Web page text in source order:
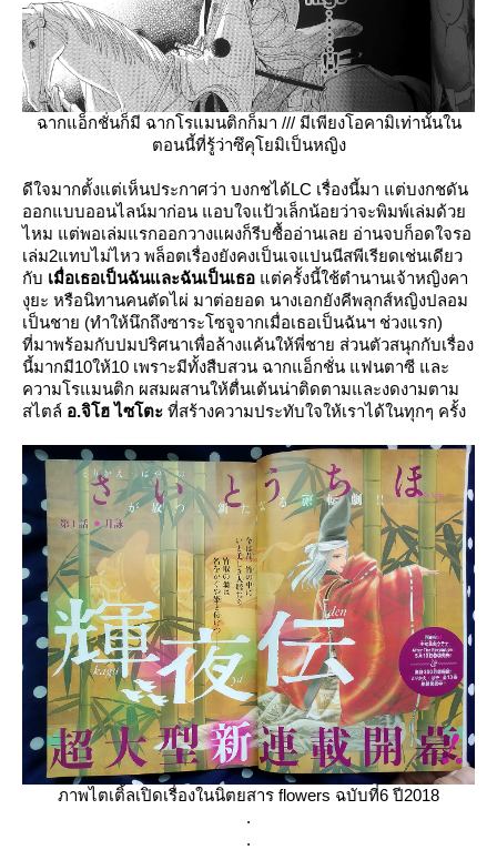
ฉากแอ็กชั่นก็มี ฉากโรแมนติกก็มา /// มีเพียงโอคามิเท่านั้นใน
ตอนนี้ที่รู้ว่าซึคุโยมิเป็นหญิง
ดีใจมากตั้งแต่เห็นประกาศว่า บงกชได้LC เรื่องนี้มา แต่บงกชดัน
ออกแบบออนไลน์มาก่อน แอบใจแป้วเล็กน้อยว่าจะพิมพ์เล่มด้ว
ไหม แต่พอเล่มแรกออกวางแผงก็รีบซื้ออ่านเลย อ่านจบก็อดใจรอ
เล่ม2แทบไม่ไหว พล็อตเรื่องยังคงเป็นเจแปนนีสพีเรียดเช่นเดียว
กับ เมื่อเธอเป็นฉันและฉันเป็นเธอ ต่ครั้งนี้ใช้ตำนานเจ้าหญิงคา
งุยะ หรือนิทานคนตัดไผ่ มาต่อยอด นางเอกยังคีพลุกส์หญิงปลอม
เป็นชาย (ทำให้นึกถึงซาระโซจูจากเมื่อเธอเป็นฉันฯ ช่วงแรก)
ที่มาพร้อมกับปมปริศนาเพื่อล้างแค้นให้พี่ชาย ส่วนตัวสนุกกับเรื่อง
นี้มากมี10ให้10 เพราะมีทั้งสืบสวน ฉากแอ็กชั่น แฟนตาซี และ
ความโรแมนติก ผสมผสานให้ตื่นเต้นน่าติดตามและงดงามตาม
สไตล์ อ.จิโฮ ไซโตะ ที่สร้างความประทับใจให้เราได้ในทุกๆ ครั้ง
ภาพไตเติ้ลเปิดเรื่องในนิตยสาร flowers ฉบับที่6 ปี2018
.
.